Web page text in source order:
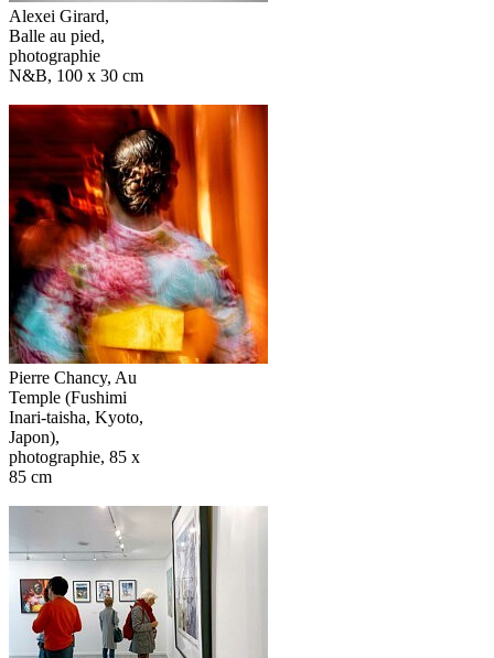
Alexei Girard,
Balle au pied,
photographie
N&B, 100 x 30 cm
Pierre Chancy, Au
Temple (Fushimi
Inari-taisha, Kyoto,
Japon),
photographie, 85 x
85 cm